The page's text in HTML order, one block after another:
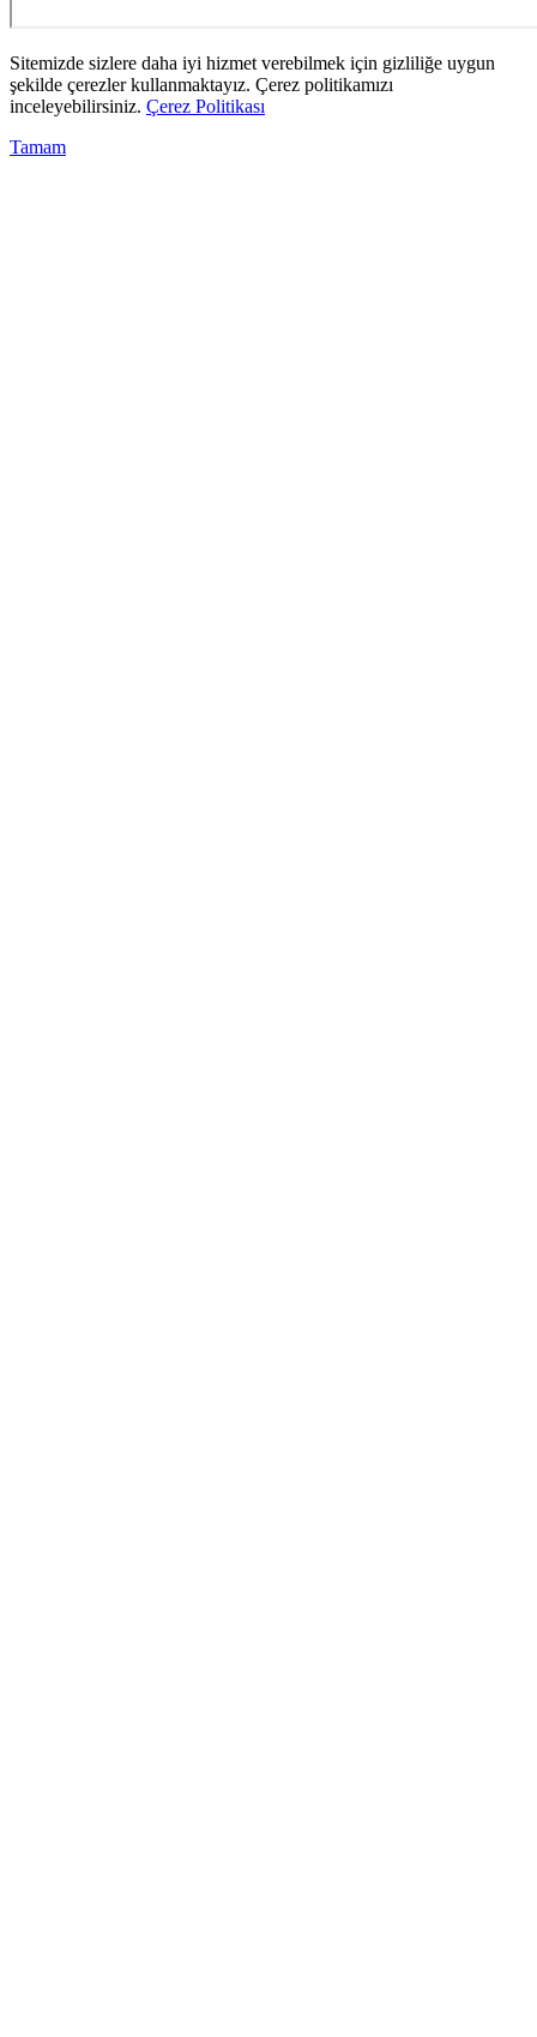
Sitemizde sizlere daha iyi hizmet verebilmek için gizliliğe uygun
şekilde çerezler kullanmaktayız. Çerez politikamızı
inceleyebilirsiniz. Çerez Politikası
Tamam